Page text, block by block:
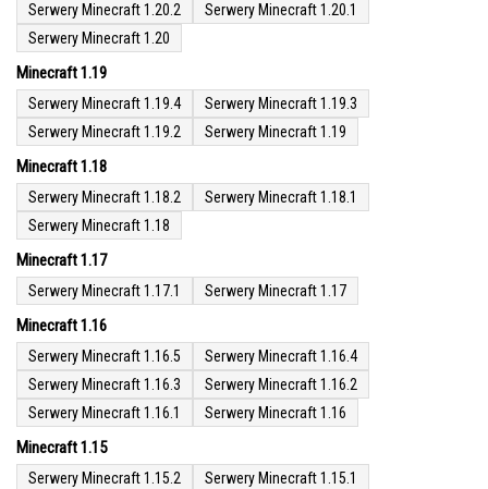
Serwery Minecraft 1.20.2
Serwery Minecraft 1.20.1
Serwery Minecraft 1.20
Minecraft 1.19
Serwery Minecraft 1.19.4
Serwery Minecraft 1.19.3
Serwery Minecraft 1.19.2
Serwery Minecraft 1.19
Minecraft 1.18
Serwery Minecraft 1.18.2
Serwery Minecraft 1.18.1
Serwery Minecraft 1.18
Minecraft 1.17
Serwery Minecraft 1.17.1 Serwery Minecraft 1.17
Minecraft 1.16
Serwery Minecraft 1.16.5
Serwery Minecraft 1.16.4
Serwery Minecraft 1.16.3
Serwery Minecraft 1.16.2
Serwery Minecraft 1.16.1
Serwery Minecraft 1.16
Minecraft 1.15
Serwery Minecraft 1.15.2
Serwery Minecraft 1.15.1